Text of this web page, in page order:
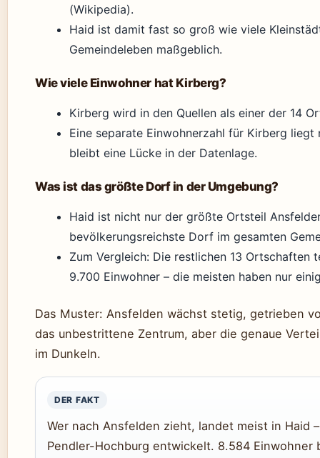
(Wikipedia).
Haid ist damit fast so groß wie viele
Gemeindeleben maßgeblich.
Wie viele Einwohner hat Kirberg?
Kirberg wird in den Quellen als einer der 14
Eine separate Einwohnerzahl für Kirberg
bleibt eine Lücke in der Datenlage.
Was ist das größte Dorf in der Umgebung?
Haid ist nicht nur der größte Ortsteil
bevölkerungsreichste Dorf im gesamten
Zum Vergleich: Die restlichen 13 Ortschaften
9.700 Einwohner – die meisten haben nur
Das Muster: Ansfelden wächst stetig, getrieben
das unbestrittene Zentrum, aber die genaue
im Dunkeln.
DER FAKT
Wer nach Ansfelden zieht, landet meist in Haid
Pendler-Hochburg entwickelt. 8.584 Einwohner